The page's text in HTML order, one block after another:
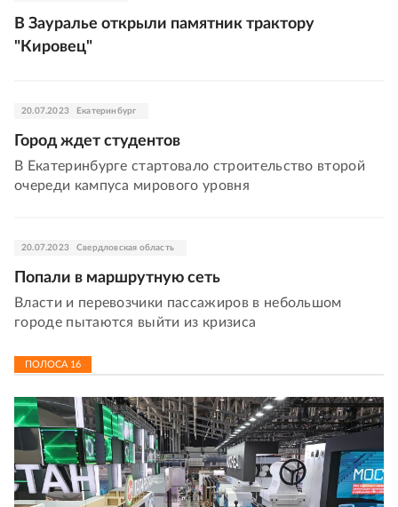
В Зауралье открыли памятник трактору
"Кировец"
20.07.2023 Екатеринбург
Город ждет студентов
В Екатеринбурге стартовало строительство второй
очереди кампуса мирового уровня
20.07.2023 Свердловская область
Попали в маршрутную сеть
Власти и перевозчики пассажиров в небольшом
городе пытаются выйти из кризиса
ПОЛОСА 16